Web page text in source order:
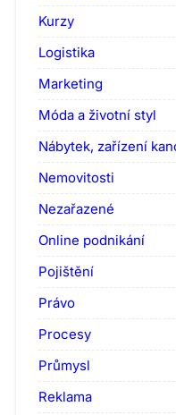
Kurzy
Logistika
Marketing
Móda a životní styl
Nábytek, zařízení
Nemovitosti
Nezařazené
Online podnikání
Pojištění
Právo
Procesy
Průmysl
Reklama